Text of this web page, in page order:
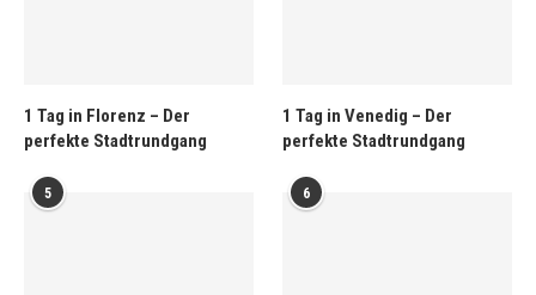
1 Tag in Florenz – Der
perfekte Stadtrundgang
1 Tag in Venedig – Der
perfekte Stadtrundgang
5 6